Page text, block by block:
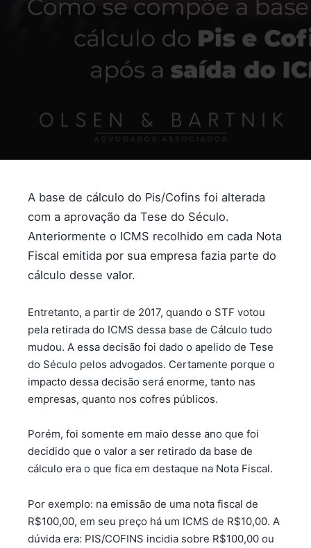
A base de cálculo do Pis/Cofins foi alterada
com a aprovação da Tese do Século.
Anteriormente o ICMS recolhido em cada Nota
Fiscal emitida por sua empresa fazia parte do
cálculo desse valor.
Entretanto, a partir de 2017, quando o STF votou
pela retirada do ICMS dessa base de Cálculo tudo
mudou. A essa decisão foi dado o apelido de Tese
do Século pelos advogados. Certamente porque o
impacto dessa decisão será enorme, tanto nas
empresas, quanto nos cofres públicos.
Porém, foi somente em maio desse ano que foi
decidido que o valor a ser retirado da base de
cálculo era o que fica em destaque na Nota Fiscal.
Por exemplo: na emissão de uma nota fiscal de
R$100,00, em seu preço há um ICMS de R$10,00. A
dúvida era: PIS/COFINS incidia sobre R$100,00 ou